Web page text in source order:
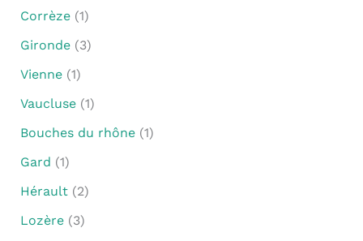
Corrèze(1)
Gironde(3)
Vienne(1)
Vaucluse(1)
Bouches du rhône(1)
Gard (1)
Hérault(2)
Lozère(3)